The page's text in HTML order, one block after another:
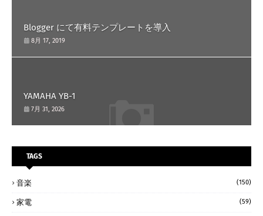
Blogger にて有料テンプレートを導入
8月 17, 2019
YAMAHA YB-1
7月 31, 2026
TAGS
音楽 (150)
家電 (59)